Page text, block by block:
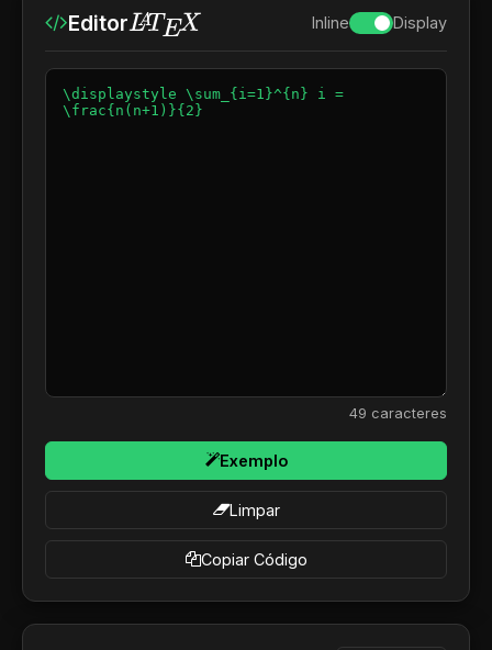
EditorLATEX Inline Display
49 caracteres
Exemplo
Limpar
Copiar Código